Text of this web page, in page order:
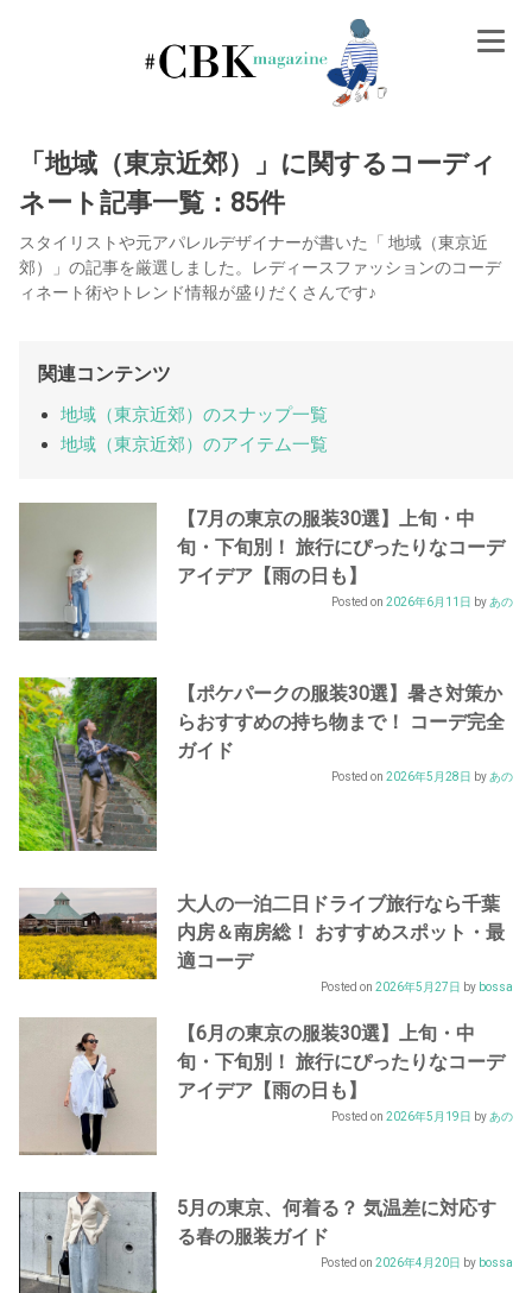
「地域（東京近郊）」に関するコーディ
ネート記事一覧：85件
スタイリストや元アパレルデザイナーが書いた「 地域（東京近
郊）」の記事を厳選しました。レディースファッションのコーデ
ィネート術やトレンド情報が盛りだくさんです♪
関連コンテンツ
地域（東京近郊）のスナップ一覧
地域（東京近郊）のアイテム一覧
【7月の東京の服装30選】上旬・中
旬・下旬別！ 旅行にぴったりなコーデ
アイデア【雨の日も】
Posted on 2026年6月11日 by あの
【ポケパークの服装30選】暑さ対策か
らおすすめの持ち物まで！ コーデ完全
ガイド
Posted on 2026年5月28日 byあの
大人の一泊二日ドライブ旅行なら千葉
内房＆南房総！ おすすめスポット・最
適コーデ
Posted on 2026年5月27日 by bossa
【6月の東京の服装30選】上旬・中
旬・下旬別！ 旅行にぴったりなコーデ
アイデア【雨の日も】
Posted on 2026年5月19日 by あの
5月の東京、何着る？ 気温差に対応す
る春の服装ガイド
Posted on 2026年4月20日 by bossa